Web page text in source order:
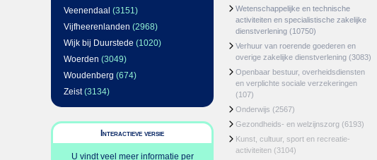
Veenendaal (3151)
Vijfheerenlanden (2968)
Wijk bij Duurstede (1020)
Woerden (3049)
Woudenberg (674)
Zeist(3134)
Interactieve versie
U vindt veel meer informatie per
Wetenschappelijke en technische
activiteiten en specialistische zakelijke
dienstverlening (10750)
Verhuur van roerende goederen en
overige zakelijke dienstverlening (3083)
Openbaar bestuur, overheidsdiensten
en verplichte sociale verzekeringen
(107)
Onderwijs (2567)
Gezondheids- en welzijnszorg (6193)
Kunst, cultuur, sport en recreatie-
activiteiten (3104)